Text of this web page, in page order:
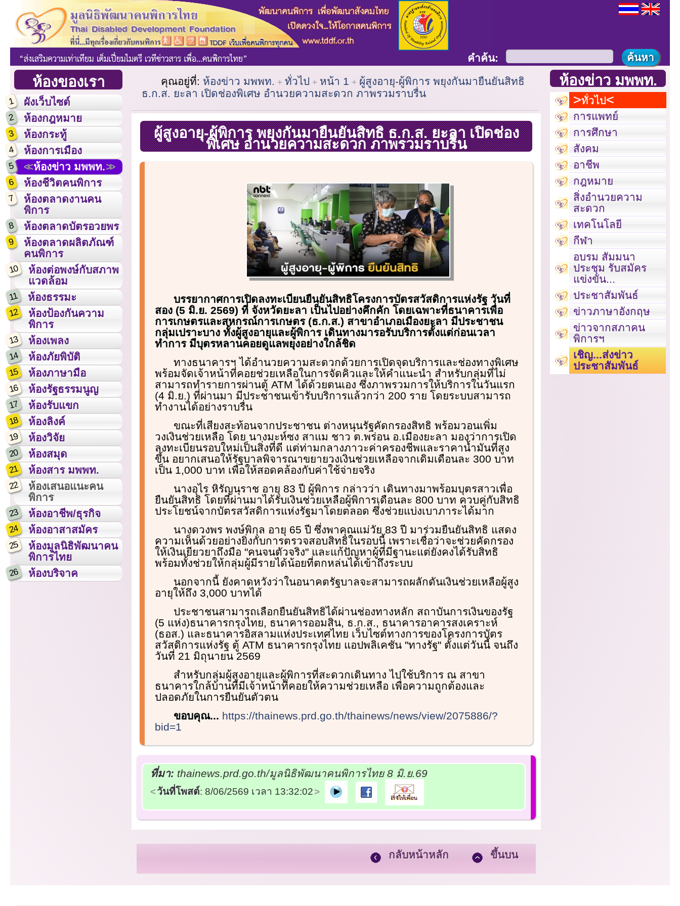
ห้องของเรา
1 ผังเว็บไซต์
2 ห้องกฎหมาย
3 ห้องกระทู้
4 ห้องการเมือง
5 ห้องข่าว มพพท.
6 ห้องชีวิตคนพิการ
7
ห้องตลาดงานคน
พิการ
8 ห้องตลาดบัตรอวยพร
9
ห้องตลาดผลิตภัณฑ์
คนพิการ
10
ห้องต่อพงษ์กับสภาพ
แวดล้อม
11 ห้องธรรมะ
12
ห้องป้องกันความ
พิการ
13 ห้องเพลง
14 ห้องภัยพิบัติ
15 ห้องภาษามือ
16 ห้องรัฐธรรมนูญ
17 ห้องรับแขก
18 ห้องลิงค์
19 ห้องวิจัย
20 ห้องสมุด
21 ห้องสาร มพพท.
22
ห้องเสนอแนะคน
พิการ
23 ห้องอาชีพ/ธุรกิจ
24 ห้องอาสาสมัคร
25
ห้องมูลนิธิพัฒนาคน
พิการไทย
26 ห้องบริจาค
คำค้น:
คุณอยู่ที่: ห้องข่าว มพพท. ทั่วไป หน้า 1
ผู้สูงอายุ-ผู้พิการ พยุงกันมายืนยันสิทธิ
ธ.ก.ส. ยะลา เปิดช่องพิเศษ อำนวยความสะดวก ภาพรวมราบรื่น
ผู้สูงอายุ-ผู้พิการ พยุงกันมายืนยันสิทธิ ธ.ก.ส. ยะลา เปิดช่อง
พิเศษ อำนวยความสะดวก ภาพรวมราบรื่น
บรรยากาศการเปิดลงทะเบียนยืนยันสิทธิโครงการบัตรสวัสดิการแห่งรัฐ วันที่
สอง (5 มิ.ย. 2569) ที่ จังหวัดยะลา เป็นไปอย่างคึกคัก โดยเฉพาะที่ธนาคารเพื่อ
การเกษตรและสหกรณ์การเกษตร (ธ.ก.ส.) สาขาอำเภอเมืองยะลา มีประชาชน
กลุ่มเปราะบาง ทั้งผู้สูงอายุและผู้พิการ เดินทางมารอรับบริการตั้งแต่ก่อนเวลา
ทำการ มีบุตรหลานคอยดูแลพยุงอย่างใกล้ชิด
ทางธนาคารฯ ได้อำนวยความสะดวกด้วยการเปิดจุดบริการและช่องทางพิเศษ
พร้อมจัดเจ้าหน้าที่คอยช่วยเหลือในการจัดคิวและให้คำแนะนำ สำหรับกลุ่มที่ไม่
สามารถทำรายการผ่านตู้ ATM ได้ด้วยตนเอง ซึ่งภาพรวมการให้บริการในวันแรก
(4 มิ.ย.) ที่ผ่านมา มีประชาชนเข้ารับบริการแล้วกว่า 200 ราย โดยระบบสามารถ
ทำงานได้อย่างราบรื่น
ขณะที่เสียงสะท้อนจากประชาชน ต่างหนุนรัฐคัดกรองสิทธิ พร้อมวอนเพิ่ม
วงเงินช่วยเหลือ โดย นางมะห์ซง สาแม ชาว ต.พร่อน อ.เมืองยะลา มองว่าการเปิด
ลงทะเบียนรอบใหม่เป็นสิ่งที่ดี แต่ท่ามกลางภาวะค่าครองชีพและราคาน้ำมันที่สูง
ขึ้น อยากเสนอให้รัฐบาลพิจารณาขยายวงเงินช่วยเหลือจากเดิมเดือนละ 300 บาท
เป็น 1,000 บาท เพื่อให้สอดคล้องกับค่าใช้จ่ายจริง
นางอุไร หิรัญนุราช อายุ 83 ปี ผู้พิการ กล่าวว่า เดินทางมาพร้อมบุตรสาวเพื่อ
ยืนยันสิทธิ โดยที่ผ่านมาได้รับเงินช่วยเหลือผู้พิการเดือนละ 800 บาท ควบคู่กับสิทธิ
ประโยชน์จากบัตรสวัสดิการแห่งรัฐมาโดยตลอด ซึ่งช่วยแบ่งเบาภาระได้มาก
นางดวงพร พงษ์พิกุล อายุ 65 ปี ซึ่งพาคุณแม่วัย 83 ปี มาร่วมยืนยันสิทธิ แสดง
ความเห็นด้วยอย่างยิ่งกับการตรวจสอบสิทธิในรอบนี้ เพราะเชื่อว่าจะช่วยคัดกรอง
ให้เงินเยียวยาถึงมือ "คนจนตัวจริง" และแก้ปัญหาผู้ที่มีฐานะแต่ยังคงได้รับสิทธิ
พร้อมทั้งช่วยให้กลุ่มผู้มีรายได้น้อยที่ตกหล่นได้เข้าถึงระบบ
นอกจากนี้ ยังคาดหวังว่าในอนาคตรัฐบาลจะสามารถผลักดันเงินช่วยเหลือผู้สูง
อายุให้ถึง 3,000 บาทได้
ประชาชนสามารถเลือกยืนยันสิทธิได้ผ่านช่องทางหลัก สถาบันการเงินของรัฐ
(5 แห่ง)ธนาคารกรุงไทย, ธนาคารออมสิน, ธ.ก.ส., ธนาคารอาคารสงเคราะห์
(ธอส.) และธนาคารอิสลามแห่งประเทศไทย เว็บไซต์ทางการของโครงการบัตร
สวัสดิการแห่งรัฐ ตู้ ATM ธนาคารกรุงไทย แอปพลิเคชัน "ทางรัฐ" ตั้งแต่วันนี้ จนถึง
วันที่ 21 มิถุนายน 2569
สำหรับกลุ่มผู้สูงอายุและผู้พิการที่สะดวกเดินทาง ไปใช้บริการ ณ สาขา
ธนาคารใกล้บ้านที่มีเจ้าหน้าที่คอยให้ความช่วยเหลือ เพื่อความถูกต้องและ
ปลอดภัยในการยืนยันตัวตน
ขอบคุณ... https://thainews.prd.go.th/thainews/news/view/2075886/?
bid=1
ที่มา: thainews.prd.go.th/มูลนิธิพัฒนาคนพิการไทย 8 มิ.ย.69
วันที่โพสต์: 8/06/2569 เวลา 13:32:02
กลับหน้าหลัก ขึ้นบน
ห้องข่าว มพพท.
ทั่วไป
การแพทย์
การศึกษา
สังคม
อาชีพ
กฎหมาย
สิ่งอำนวยความ
สะดวก
เทคโนโลยี
กีฬา
อบรม สัมมนา
ประชุม รับสมัคร
แข่งขัน...
ประชาสัมพันธ์
ข่าวภาษาอังกฤษ
ข่าวจากสภาคน
พิการฯ
เชิญ...ส่งข่าว
ประชาสัมพันธ์